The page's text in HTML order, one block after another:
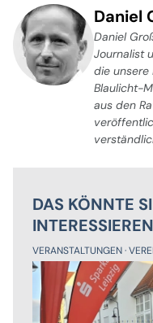
Daniel
Daniel
Journalist
die unsere
Blaulicht-
aus den
DAS KÖNNTE
INTERESSIEREN
VERANSTALTUNGEN